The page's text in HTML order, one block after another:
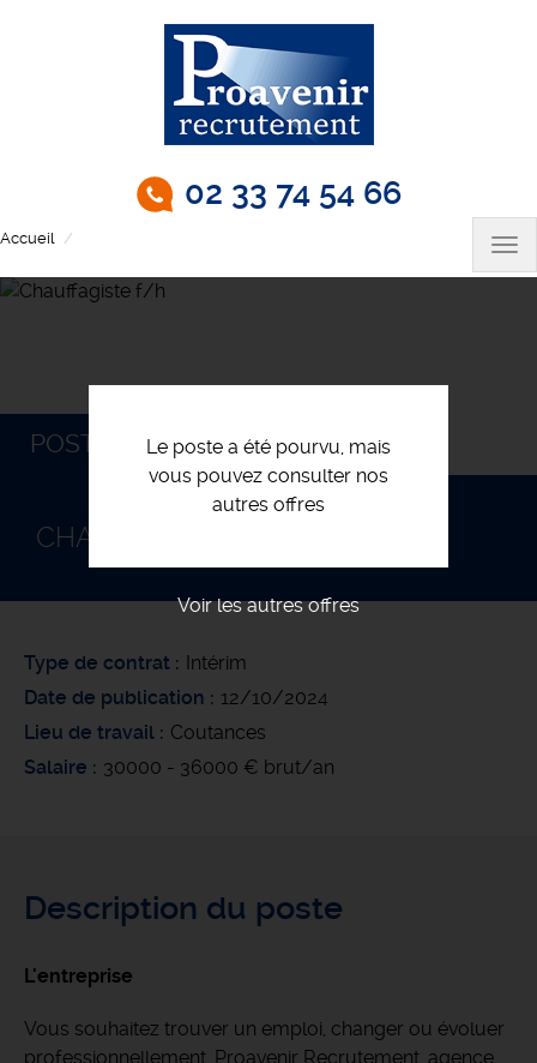
02 33 74 54 66
Accueil
Le poste a été pourvu, mais
vous pouvez consulter nos
autres offres
Voir les autres offres
POSTULEZ
CHAUFFAGISTE F/H
Type de contrat
Intérim
Date de publication
12/10/2024
Lieu de travail
Coutances
Salaire
30000 - 36000 € brut/an
Description du poste
L'entreprise
Vous souhaitez trouver un emploi, changer ou évoluer
professionnellement, Proavenir Recrutement, agence